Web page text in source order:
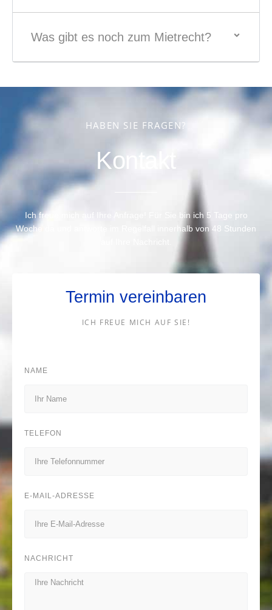
Was gibt es noch zum Mietrecht?
HABEN SIE FRAGEN?
Kontakt
Ich freue mich auf Ihre Anfrage! Für Sie bin ich 5 Tage pro
Woche da und antworte im Regelfall innerhalb von 48 Stunden
Termin vereinbaren
ICH FREUE MICH AUF SIE!
NAME
TELEFON
E-MAIL-ADRESSE
NACHRICHT